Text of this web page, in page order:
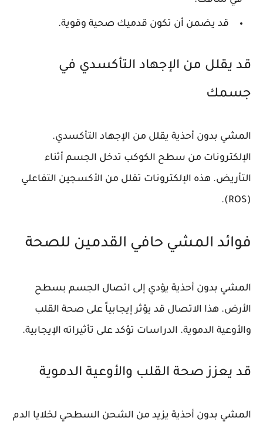
قد يضمن أن تكون قدميك صحية وقوية.
قد يقلل من الإجهاد التأكسدي في
جسمك
المشي بدون أحذية يقلل من الإجهاد التأكسدي.
الإلكترونات من سطح الكوكب تدخل الجسم أثناء
التأريض. هذه الإلكترونات تقلل من الأكسجين التفاعلي
(ROS).
فوائد المشي حافي القدمين للصحة
المشي بدون أحذية يؤدي إلى اتصال الجسم بسطح
الأرض. هذا الاتصال قد يؤثر إيجابياً على صحة القلب
والأوعية الدموية. الدراسات تؤكد على تأثيراته الإيجابية.
قد يعزز صحة القلب والأوعية الدموية
المشي بدون أحذية يزيد من الشحن السطحي لخلايا الدم